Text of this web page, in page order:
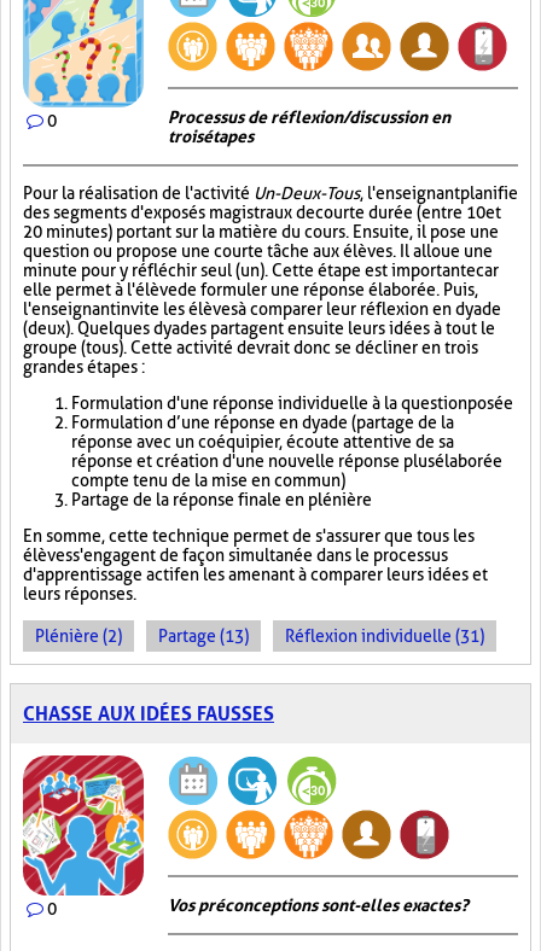
0
Processus de réflexion/discussion en
trois étapes
Pour la réalisation de l'activité Un-Deux-Tous, l'enseignant planifie
des segments d'exposés magistraux de courte durée (entre 10 et
20 minutes) portant sur la matière du cours. Ensuite, il pose une
question ou propose une courte tâche aux élèves. Il alloue une
minute pour y réfléchir seul (un). Cette étape est importante car
elle permet à l'élève de formuler une réponse élaborée. Puis,
l'enseignant invite les élèves à comparer leur réflexion en dyade
(deux). Quelques dyades partagent ensuite leurs idées à tout le
groupe (tous). Cette activité devrait donc se décliner en trois
grandes étapes :
Formulation d'une réponse individuelle à la question posée
Formulation d’une réponse en dyade (partage de la
réponse avec un coéquipier, écoute attentive de sa
réponse et création d'une nouvelle réponse plus élaborée
compte tenu de la mise en commun)
Partage de la réponse finale en plénière
En somme, cette technique permet de s'assurer que tous les
élèves s'engagent de façon simultanée dans le processus
d'apprentissage actif en les amenant à comparer leurs idées et
leurs réponses.
Plénière (2) Partage (13) Réflexion individuelle (31)
CHASSE AUX IDÉES FAUSSES
0 Vos préconceptions sont-elles exactes ?